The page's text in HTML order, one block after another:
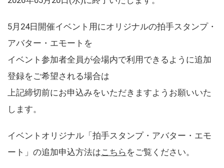
5月24日開催イベント用にオリジナルの拍手スタンプ・
アバター・エモートを
イベント参加者全員が会場内で利用できるように追加
登録をご希望される場合は
上記締切前にお申込みをいただきますようお願いいた
します。
イベントオリジナル「拍手スタンプ・アバター・エモ
ート」の追加申込方法はこちら をご覧ください。